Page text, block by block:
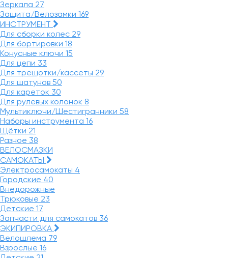
Зеркала 27
Защита/Велозамки 169
ИНСТРУМЕНТ
Для сборки колес 29
Для бортировки 18
Конусные ключи 15
Для цепи 33
Для трещотки/кассеты 29
Для шатунов 50
Для кареток 30
Для рулевых колонок 8
Мультиключи/Шестигранники 58
Наборы инструмента 16
Щётки 21
Разное 38
ВЕЛОСМАЗКИ
САМОКАТЫ
Электросамокаты 4
Городские 40
Внедорожные
Трюковые 23
Детские 17
Запчасти для самокатов 36
ЭКИПИРОВКА
Велошлема 79
Взрослые 16